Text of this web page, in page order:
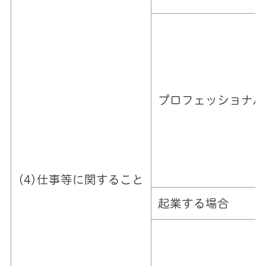
(4)仕事等に関すること
プロフェッショナ
起業する場合